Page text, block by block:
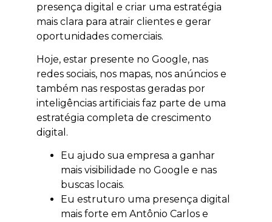
presença digital e criar uma estratégia
mais clara para atrair clientes e gerar
oportunidades comerciais.
Hoje, estar presente no Google, nas
redes sociais, nos mapas, nos anúncios e
também nas respostas geradas por
inteligências artificiais faz parte de uma
estratégia completa de crescimento
digital.
Eu ajudo sua empresa a ganhar
mais visibilidade no Google e nas
buscas locais.
Eu estruturo uma presença digital
mais forte em Antônio Carlos e